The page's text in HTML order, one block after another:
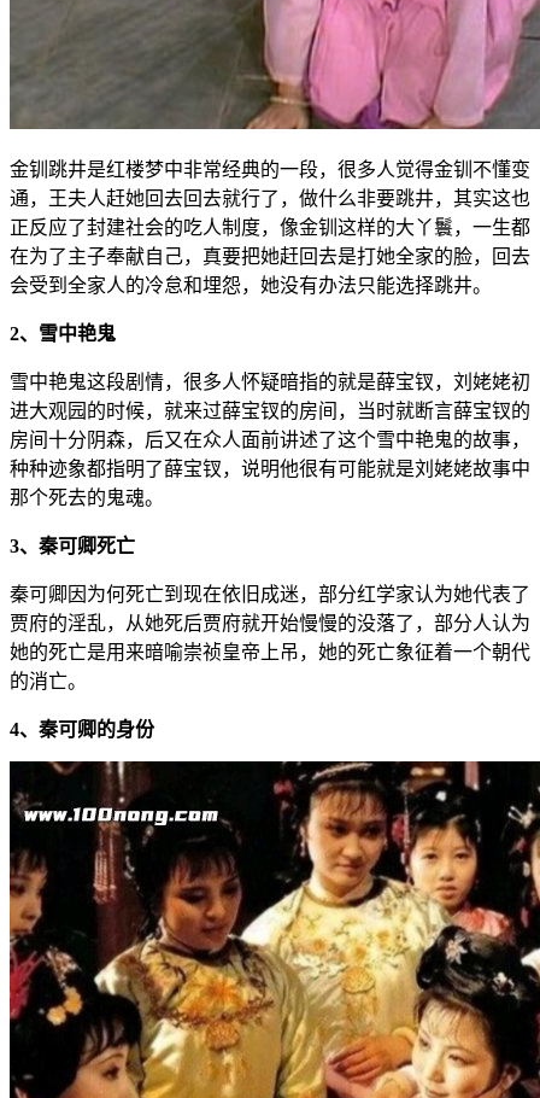
金钏跳井是红楼梦中非常经典的一段，很多人觉得金钏不懂变
通，王夫人赶她回去回去就行了，做什么非要跳井，其实这也
正反应了封建社会的吃人制度，像金钏这样的大丫鬟，一生都
在为了主子奉献自己，真要把她赶回去是打她全家的脸，回去
会受到全家人的冷怠和埋怨，她没有办法只能选择跳井。
2、雪中艳鬼
雪中艳鬼这段剧情，很多人怀疑暗指的就是薛宝钗，刘姥姥初
进大观园的时候，就来过薛宝钗的房间，当时就断言薛宝钗的
房间十分阴森，后又在众人面前讲述了这个雪中艳鬼的故事，
种种迹象都指明了薛宝钗，说明他很有可能就是刘姥姥故事中
那个死去的鬼魂。
3、秦可卿死亡
秦可卿因为何死亡到现在依旧成迷，部分红学家认为她代表了
贾府的淫乱，从她死后贾府就开始慢慢的没落了，部分人认为
她的死亡是用来暗喻崇祯皇帝上吊，她的死亡象征着一个朝代
的消亡。
4、秦可卿的身份